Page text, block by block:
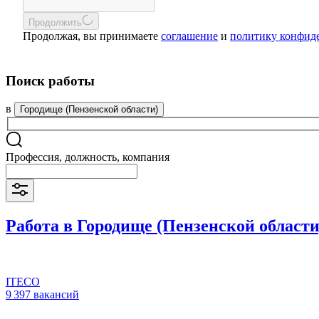
Продолжить
Продолжая, вы принимаете соглашение и политику
Поиск работы
в Городище (Пензенской области)
Профессия, должность, компания
Работа в Городище (Пензенской
ITECO
9 397 вакансий